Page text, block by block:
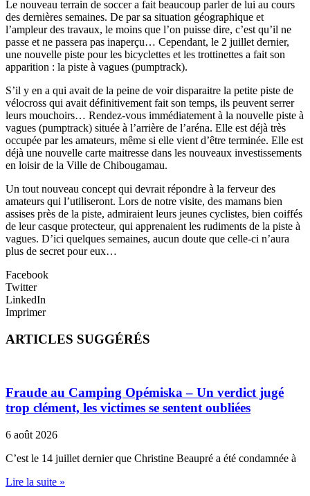
Le nouveau terrain de soccer a fait beaucoup parler de lui au cours
des dernières semaines. De par sa situation géographique et
l’ampleur des travaux, le moins que l’on puisse dire, c’est qu’il ne
passe et ne passera pas inaperçu… Cependant, le 2 juillet dernier,
une nouvelle piste pour les bicyclettes et les trottinettes a fait son
apparition : la piste à vagues (pumptrack).
S’il y en a qui avait de la peine de voir disparaitre la petite piste de
vélocross qui avait définitivement fait son temps, ils peuvent serrer
leurs mouchoirs… Rendez-vous immédiatement à la nouvelle piste à
vagues (pumptrack) située à l’arrière de l’aréna. Elle est déjà très
occupée par les amateurs, même si elle vient d’être terminée. Elle est
déjà une nouvelle carte maitresse dans les nouveaux investissements
en loisir de la Ville de Chibougamau.
Un tout nouveau concept qui devrait répondre à la ferveur des
amateurs qui l’utiliseront. Lors de notre visite, des mamans bien
assises près de la piste, admiraient leurs jeunes cyclistes, bien coiffés
de leur casque protecteur, qui apprenaient les rudiments de la piste à
vagues. D’ici quelques semaines, aucun doute que celle-ci n’aura
plus de secret pour eux…
Facebook
Twitter
LinkedIn
Imprimer
ARTICLES SUGGÉRÉS
Fraude au Camping Opémiska – Un verdict jugé
trop clément, les victimes se sentent oubliées
6 août 2026
C’est le 14 juillet dernier que Christine Beaupré a été condamnée à
Lire la suite »